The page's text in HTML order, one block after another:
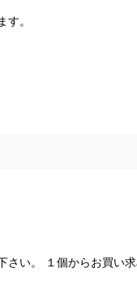
。
い。 １個からお買い